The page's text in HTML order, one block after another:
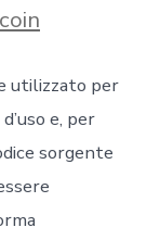
utilizzato per
e, per
sorgente